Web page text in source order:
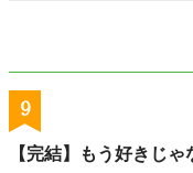
9
【完結】もう好きじ